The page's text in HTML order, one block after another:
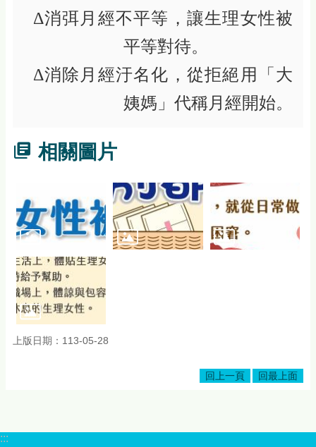
Δ消弭月經不平等，讓生理女性被
平等對待。
Δ消除月經汙名化，從拒絕用「大
姨媽」代稱月經開始。
相關圖片
上版日期：113-05-28
回上一頁 回最上面
:::